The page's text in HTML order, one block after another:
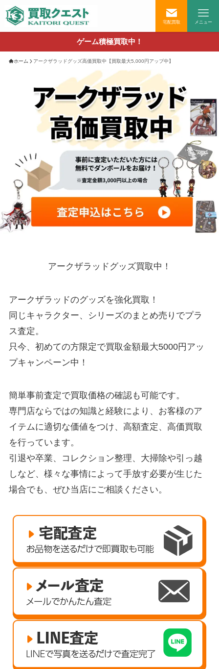
宅配買取 メニュー
ゲーム積極買取中！
ホーム アークザラッドグッズ高価買取中【買取最大5,000円アップ中】
アークザラッドグッズ買取中！
アークザラッドのグッズを強化買取！
同じキャラクター、シリーズのまとめ売りでプラ
ス査定。
只今、初めての方限定で買取金額最大5000円アッ
プキャンペーン中！
簡単事前査定で買取価格の確認も可能です。
専門店ならではの知識と経験により、お客様のア
イテムに適切な価値をつけ、高額査定、高価買取
を行っています。
引退や卒業、コレクション整理、大掃除や引っ越
しなど、様々な事情によって手放す必要が生じた
場合でも、ぜひ当店にご相談ください。